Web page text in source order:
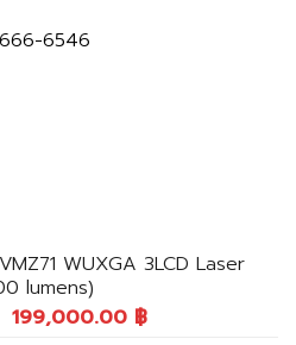
6546
WUXGA 3LCD Laser
lumens)
199,000.00 ฿